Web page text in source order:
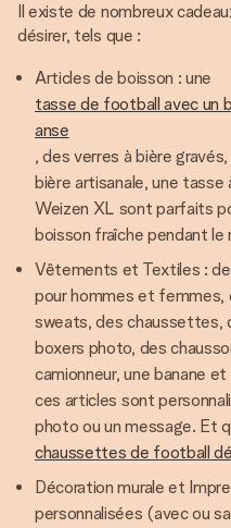
Il existe de nombreux
désirer, tels que :
Articles de boisson : une
tasse de football avec un
anse
, des verres à bière
bière artisanale, une tasse
Weizen XL sont parfaits
boisson fraîche pendant le
Vêtements et Textiles :
pour hommes et
sweats, des chaussettes,
boxers photo, des
camionneur, une banane
ces articles sont
photo ou un message. Et
chaussettes de football
Décoration murale et
personnalisées (avec ou